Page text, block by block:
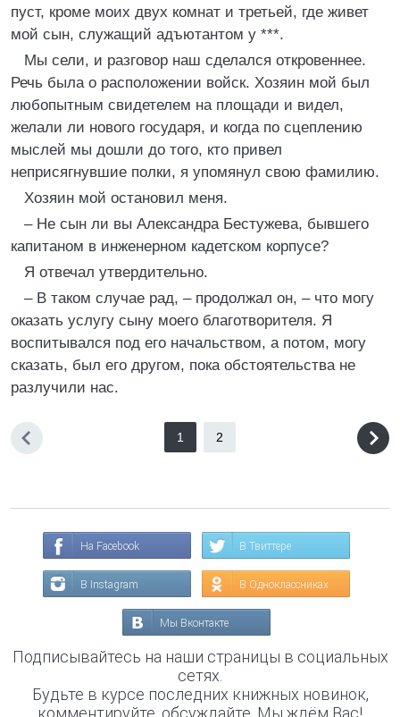
пуст, кроме моих двух комнат и третьей, где живет
мой сын, служащий адъютантом у ***.
Мы сели, и разговор наш сделался откровеннее.
Речь была о расположении войск. Хозяин мой был
любопытным свидетелем на площади и видел,
желали ли нового государя, и когда по сцеплению
мыслей мы дошли до того, кто привел
неприсягнувшие полки, я упомянул свою фамилию.
Хозяин мой остановил меня.
– Не сын ли вы Александра Бестужева, бывшего
капитаном в инженерном кадетском корпусе?
Я отвечал утвердительно.
– В таком случае рад, – продолжал он, – что могу
оказать услугу сыну моего благотворителя. Я
воспитывался под его начальством, а потом, могу
сказать, был его другом, пока обстоятельства не
разлучили нас.
1 2
На Facebook В Твиттере
В Instagram В Одноклассниках
Мы Вконтакте
Подписывайтесь на наши страницы в социальных
сетях.
Будьте в курсе последних книжных новинок,
комментируйте, обсуждайте. Мы ждём Вас!